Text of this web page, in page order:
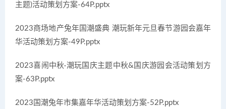
主题)活动策划方案-64P.pptx
2023商场地产兔年国潮盛典 潮玩新年元旦春节游园会嘉年
华活动策划方案-49P.pptx
2023喜闹中秋·潮玩国庆主题中秋&国庆游园会活动策划方
案-63P.pptx
2023国潮兔年市集嘉年华活动策划方案-52P.pptx